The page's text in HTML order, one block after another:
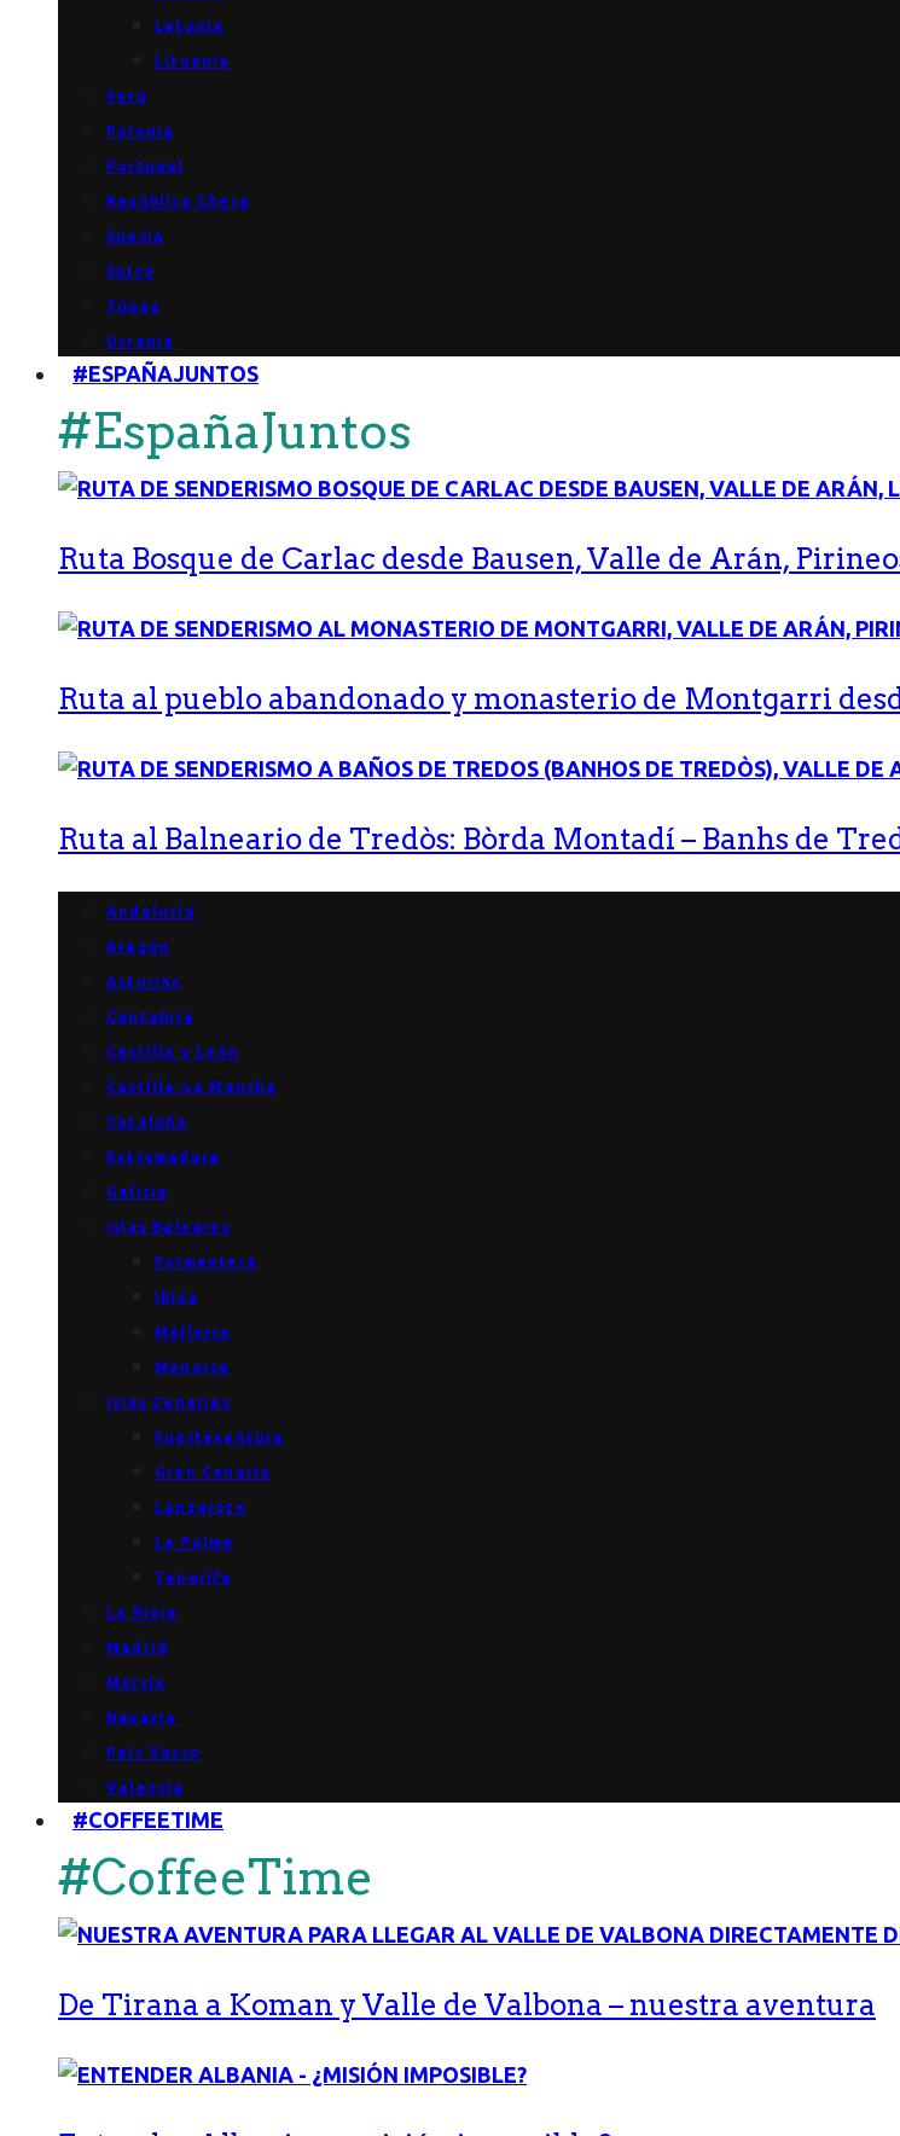
Letonia
Lituania
Perú
Polonia
Portugal
República Checa
Suecia
Suiza
Túnez
Ucrania
#ESPAÑAJUNTOS
#EspañaJuntos
Ruta Bosque de Carlac desde Bausen, Valle de Arán,
Ruta al pueblo abandonado y monasterio de Montgarri
Ruta al Balneario de Tredòs: Bòrda Montadí – Banhs de
Andalucía
Aragón
Asturias
Cantabria
Castilla y León
Castilla-La Mancha
Cataluña
Extremadura
Galicia
Islas Baleares
Formentera
Ibiza
Mallorca
Menorca
Islas Canarias
Fuerteventura
Gran Canaria
Lanzarote
La Palma
Tenerife
La Rioja
Madrid
Murcia
Navarra
País Vasco
Valencia
#COFFEETIME
#CoffeeTime
De Tirana a Koman y Valle de Valbona – nuestra aventura